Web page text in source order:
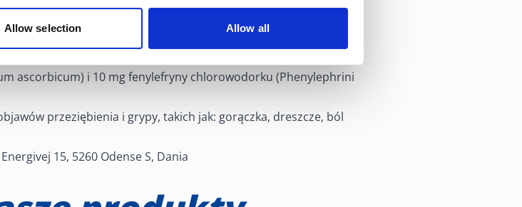
Allow selection Allow all
mg + 10 mg)/5 g, proszek musujący.
ascorbicum) i 10 mg fenylefryny chlorowodorku (Phenylephrini
przeziębienia i grypy, takich jak: gorączka, dreszcze, ból
15, 5260 Odense S, Dania